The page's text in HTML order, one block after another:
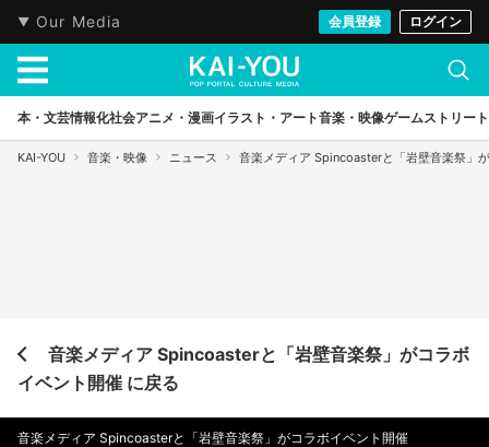
Our Media 会員登録 ログイン
本・文芸情報化社会アニメ・漫画イラスト・アート音楽・映像ゲームストリート
KAI-YOU 音楽・映像 ニュース 音楽メディア Spincoasterと「岩壁音楽祭」
音楽メディア Spincoasterと「岩壁音楽祭」がコラボ
イベント開催 に戻る
音楽メディア Spincoasterと「岩壁音楽祭」がコラボイベント開催